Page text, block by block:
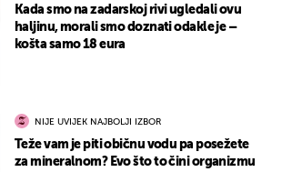
Kada smo na zadarskoj rivi ugledali ovu
haljinu, morali smo doznati odakle je –
košta samo 18 eura
NIJE UVIJEK NAJBOLJI IZBOR
Teže vam je piti običnu vodu pa posežete
za mineralnom? Evo što to čini organizmu